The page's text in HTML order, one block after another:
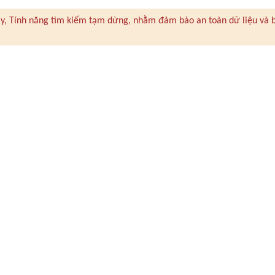
Tính năng tìm kiếm tạm dừng, nhằm đảm bảo an toàn dữ liệu và